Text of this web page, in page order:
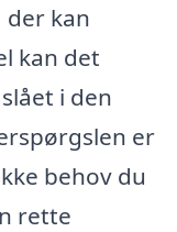
kan
kan det
i den
er
behov du
rette